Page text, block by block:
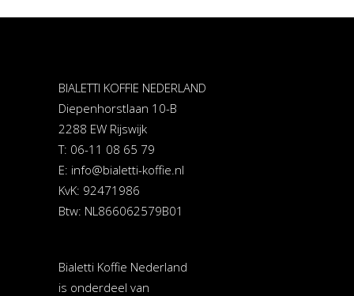
BIALETTI KOFFIE NEDERLAND
Diepenhorstlaan 10-B
2288 EW Rijswijk
T: 06-11 08 65 79
E: info@bialetti-koffie.nl
KvK: 92471986
Btw: NL866062579B01
Bialetti Koffie Nederland
is onderdeel van